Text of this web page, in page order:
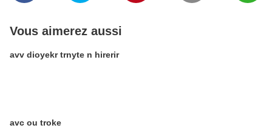
Vous aimerez aussi
avv dioyekr trnyte n hirerir
avc ou troke